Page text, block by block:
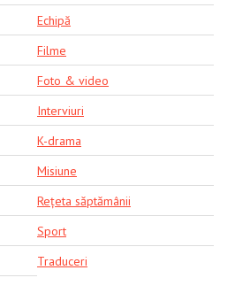
Echipă
Filme
Foto & video
Interviuri
K-drama
Misiune
Rețeta săptămânii
Sport
Traduceri